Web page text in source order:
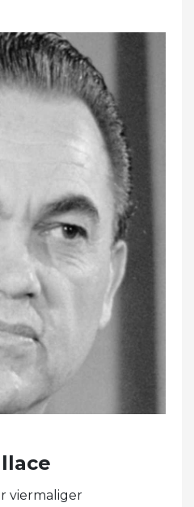
viermaliger